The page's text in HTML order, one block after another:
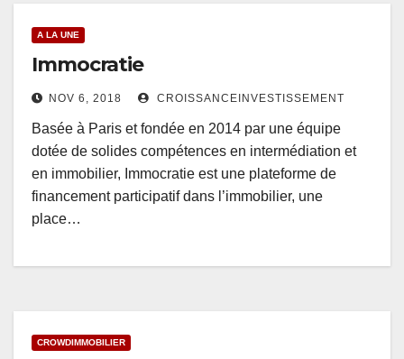
A LA UNE
Immocratie
NOV 6, 2018 CROISSANCEINVESTISSEMENT
Basée à Paris et fondée en 2014 par une équipe
dotée de solides compétences en intermédiation et
en immobilier, Immocratie est une plateforme de
financement participatif dans l’immobilier, une
place…
CROWDIMMOBILIER